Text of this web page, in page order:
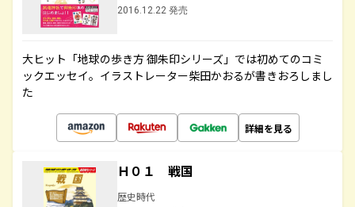
2016.12.22 発売
大ヒット「地球の歩き方 御朱印シリーズ」では初めてのコミ
ックエッセイ。イラストレーター柴田かおるが書きおろしまし
た
詳細を見る
Ｈ０１ 戦国
歴史時代